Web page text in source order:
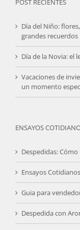
POST RECIENTES
Día del Niño:
grandes recuerdos
Día de la Novia: el
Vacaciones de
un momento
ENSAYOS
Despedidas:
Ensayos Cotidianos
Guia para
Despedida con